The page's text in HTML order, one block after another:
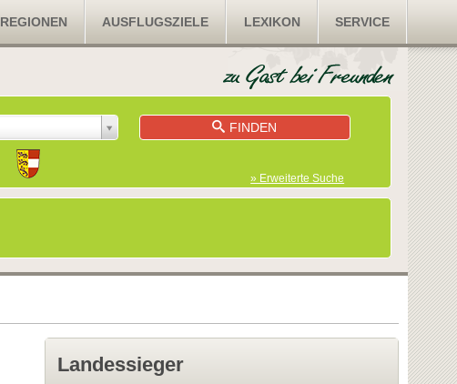
REGIONEN AUSFLUGSZIELE LEXIKON SERVICE
FINDEN
» Erweiterte Suche
Landessieger